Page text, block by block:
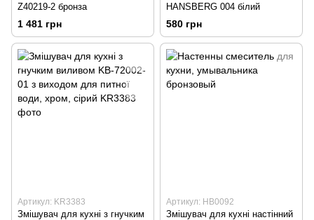
Z40219-2 бронза
1 481 грн
HANSBERG 004 білий
580 грн
Артикул: KR3383
Змішувач для кухні з гнучким
Артикул: HB0092
Змішувач для кухні настінний